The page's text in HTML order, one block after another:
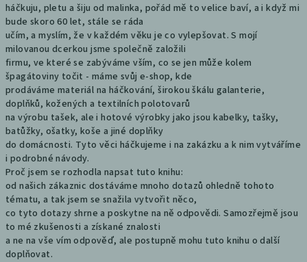
háčkuju, pletu a šiju od malinka, pořád mě to velice baví, a i když mi
bude skoro 60 let, stále se ráda
učím, a myslím, že v každém věku je co vylepšovat. S mojí
milovanou dcerkou jsme společně založili
firmu, ve které se zabýváme vším, co se jen může kolem
špagátoviny točit - máme svůj e-shop, kde
prodáváme materiál na háčkování, širokou škálu galanterie,
doplňků, kožených a textilních polotovarů
na výrobu tašek, ale i hotové výrobky jako jsou kabelky, tašky,
batůžky, ošatky, koše a jiné doplňky
do domácnosti. Tyto věci háčkujeme i na zakázku a k nim vytváříme
i podrobné návody.
Proč jsem se rozhodla napsat tuto knihu:
od našich zákaznic dostáváme mnoho dotazů ohledně tohoto
tématu, a tak jsem se snažila vytvořit něco,
co tyto dotazy shrne a poskytne na ně odpovědi. Samozřejmě jsou
to mé zkušenosti a získané znalosti
a ne na vše vím odpověď, ale postupně mohu tuto knihu o další
doplňovat.